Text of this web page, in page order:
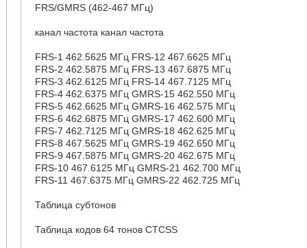
FRS/GMRS (462-467 МГц)
канал частота канал частота
FRS-1 462.5625 МГц FRS-12 467.6625 МГц
FRS-2 462.5875 МГц FRS-13 467.6875 МГц
FRS-3 462.6125 МГц FRS-14 467.7125 МГц
FRS-4 462.6375 МГц GMRS-15 462.550 МГц
FRS-5 462.6625 МГц GMRS-16 462.575 МГц
FRS-6 462.6875 МГц GMRS-17 462.600 МГц
FRS-7 462.7125 МГц GMRS-18 462.625 МГц
FRS-8 467.5625 МГц GMRS-19 462.650 МГц
FRS-9 467.5875 МГц GMRS-20 462.675 МГц
FRS-10 467.6125 МГц GMRS-21 462.700 МГц
FRS-11 467.6375 МГц GMRS-22 462.725 МГц
Таблица субтонов
Таблица кодов 64 тонов CTCSS